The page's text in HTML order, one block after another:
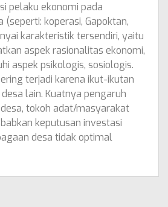
pelaku ekonomi pada
(seperti: koperasi, Gapoktan,
karakteristik tersendiri, yaitu
aspek rasionalitas ekonomi,
aspek psikologis, sosiologis.
terjadi karena ikut-ikutan
lain. Kuatnya pengaruh
tokoh adat/masyarakat
keputusan investasi
desa tidak optimal